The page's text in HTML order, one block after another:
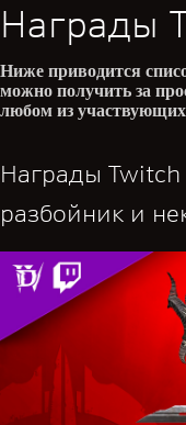
Награды
Ниже приводится
можно получить за
любом из
Награды
разбойник и